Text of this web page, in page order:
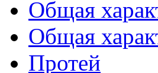
Общая
Общая
Протей